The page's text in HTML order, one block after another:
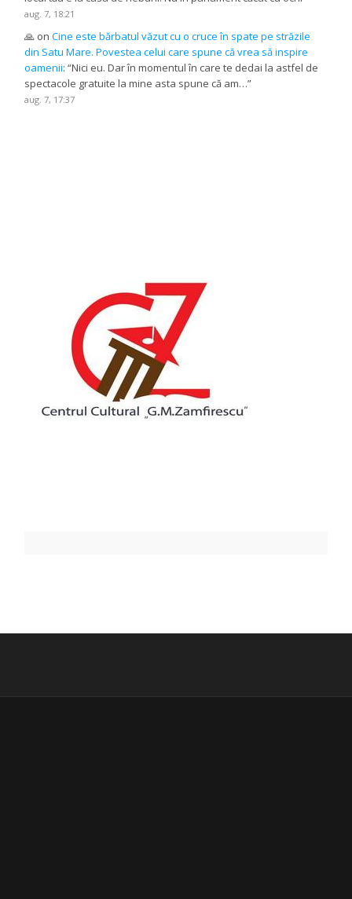
aug. 7, 18:21
🙏 onCine este bărbatul văzut cu o cruce în spate pe străzile
din Satu Mare. Povestea celui care spune că vrea să inspire
oamenii: “Nici eu. Dar în momentul în care te dedai la astfel de
spectacole gratuite la mine asta spune că am…”
aug. 7, 17:37